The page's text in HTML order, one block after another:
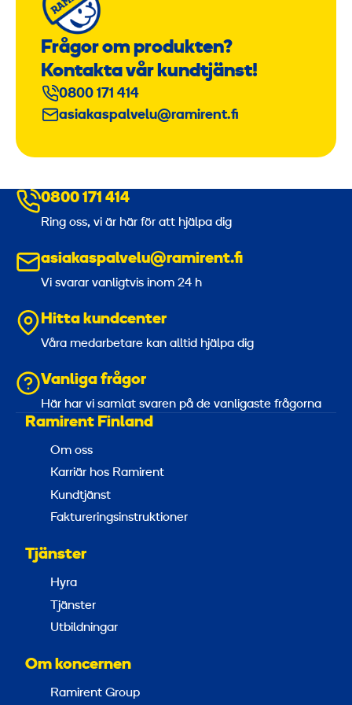
Frågor om produkten?
Kontakta vår kundtjänst!
0800 171 414
asiakaspalvelu@ramirent.fi
0800 171 414
Ring oss, vi är här för att hjälpa dig
asiakaspalvelu@ramirent.fi
Vi svarar vanligtvis inom 24 h
Hitta kundcenter
Våra medarbetare kan alltid hjälpa dig
Vanliga frågor
Här har vi samlat svaren på de vanligaste frågorna
Ramirent Finland
Om oss
Karriär hos Ramirent
Kundtjänst
Faktureringsinstruktioner
Tjänster
Hyra
Tjänster
Utbildningar
Om koncernen
Ramirent Group